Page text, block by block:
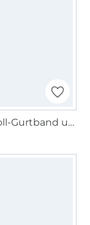
Baumwoll-Gurtband uni jeansblau 38 mm